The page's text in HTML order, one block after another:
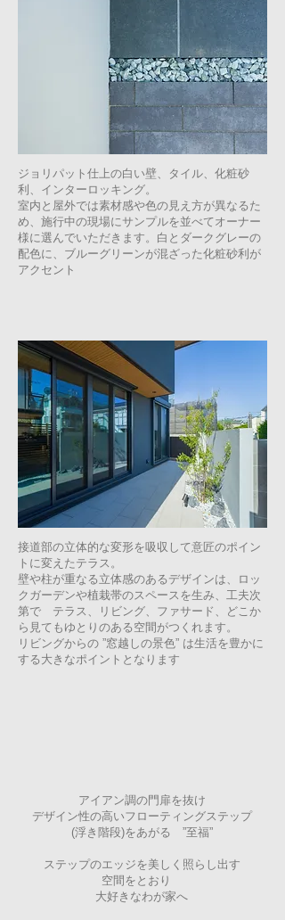
ジョリパット仕上の白い壁、タイル、化粧砂
利、インターロッキング。
室内と屋外では素材感や色の見え方が異なるた
め、施行中の現場にサンプルを並べてオーナー
様に選んでいただきます。​白とダークグレーの
配色に、ブルーグリーンが混ざった化粧砂利が
アクセント
接道部の立体的な変形を吸収して意匠のポイン
トに変えたテラス。
壁や柱が重なる立体感のあるデザインは、ロッ
クガーデンや植栽帯のスペースを生み、工夫次
第で テラス、リビング、ファサード、どこか
ら見てもゆとりのある空間がつくれます。
リビングからの ”窓越しの景色” は生活を豊かに
する大きなポイントとなります
アイアン調の門扉を抜け
デザイン性の高いフローティングステップ
(浮き階段)をあがる ”至福”
ステップのエッジを美しく照らし出す
空間をとおり
大好きなわが家へ